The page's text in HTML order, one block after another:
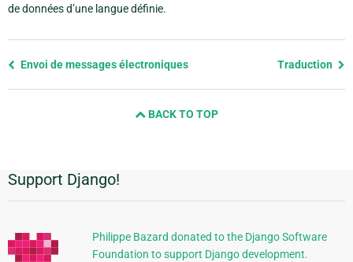
de données d’une langue définie.
Previous
Envoi de messages électroniques Traduction
BACK TO TOP
Informations
supplémentaires
Support Django!
Philippe Bazard donated to the Django Software
Foundation to support Django development.